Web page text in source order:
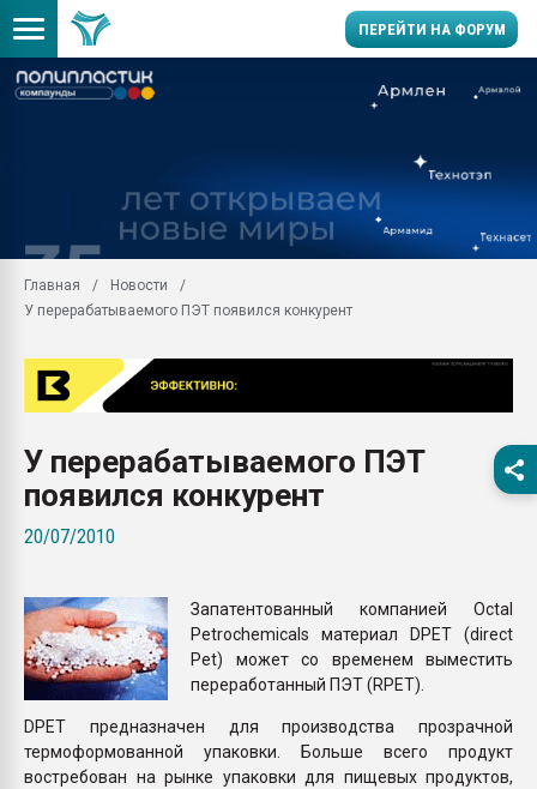
ПЕРЕЙТИ НА ФОРУМ
Вакуум-формовочные
ближайшее
Подмосковье, Москва
28.07.2026
бутылок
Материал поверхности
вакуумного
ПЕРЕЙТИ НА
Главная
Новости
У перерабатываемого ПЭТ появился конкурент
У перерабатываемого ПЭТ
появился конкурент
20/07/2010
Запатентованный компанией Octal
Petrochemicals материал DPET (direct
Pet) может со временем выместить
переработанный ПЭТ (RPET).
DPET предназначен для производства прозрачной
термоформованной упаковки. Больше всего продукт
востребован на рынке упаковки для пищевых продуктов,